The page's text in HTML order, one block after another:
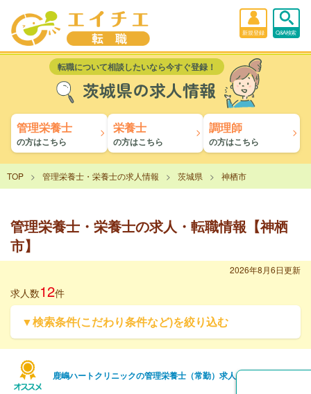
新規登録 Q&A検索
転職について相談したいなら今すぐ登録！
茨城県の求人情報
管理栄養士
の方はこちら
栄養士
の方はこちら
調理師
の方はこちら
TOP 管理栄養士・栄養士の求人情報 茨城県 神栖市
管理栄養士・栄養士の求人・転職情報【神栖
市】
2026年8月6日更新
求人数12件
▼検索条件(こだわり条件など)を絞り込む
鹿嶋ハートクリニックの管理栄養士（常勤）求人